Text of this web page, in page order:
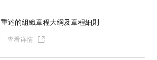
述的組織章程大綱及章程細則
查看详情